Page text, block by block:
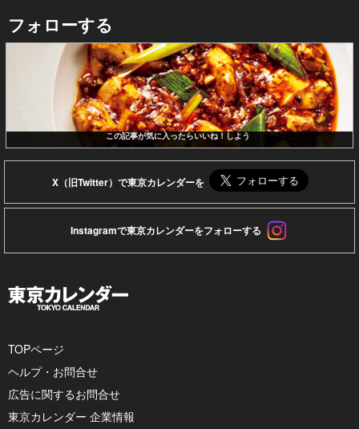
フォローする
この記事が気に入ったらいいね！しよう
X（旧Twitter）で東京カレンダーを
Instagramで東京カレンダーをフォローする
TOPページ
ヘルプ・お問合せ
広告に関するお問合せ
東京カレンダー 企業情報